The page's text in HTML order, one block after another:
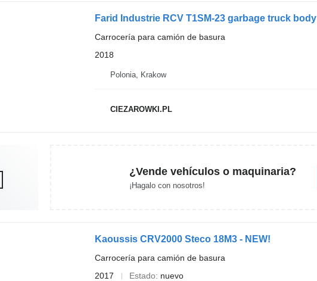
Farid Industrie RCV T1SM-23 garbage truck body
Carrocería para camión de basura
2018
Polonia, Krakow
CIEZAROWKI.PL
¿Vende vehículos o maquinaria?
¡Hagalo con nosotros!
Kaoussis CRV2000 Steco 18M3 - NEW!
Carrocería para camión de basura
2017
Estado nuevo